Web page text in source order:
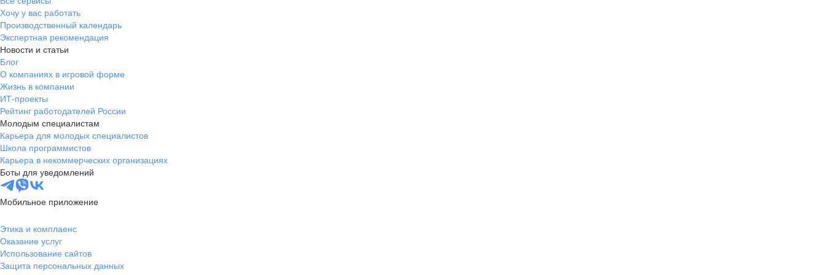
Хочу у вас работать
Производственный календарь
Экспертная рекомендация
Новости и статьи
Блог
О компаниях в игровой форме
Жизнь в компании
ИТ-проекты
Рейтинг работодателей России
Молодым специалистам
Карьера для молодых специалистов
Школа программистов
Карьера в некоммерческих организациях
Боты для уведомлений
Мобильное приложение
Этика и комплаенс
Оказание услуг
Использование сайтов
Защита персональных данных